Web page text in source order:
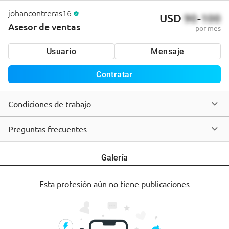
johancontreras16
Asesor de ventas
USD 90-100
por mes
Usuario Mensaje
Contratar
Condiciones de trabajo
Preguntas frecuentes
Galería
Esta profesión aún no tiene publicaciones